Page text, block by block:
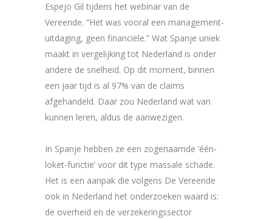
Espejo Gil tijdens het webinar van de
Vereende. “Het was vooral een management-
uitdaging, geen financiële.” Wat Spanje uniek
maakt in vergelijking tot Nederland is onder
andere de snelheid. Op dit moment, binnen
een jaar tijd is al 97% van de claims
afgehandeld. Daar zou Nederland wat van
kunnen leren, aldus de aanwezigen.
In Spanje hebben ze een zogenaamde ‘één-
loket-functie’ voor dit type massale schade.
Het is een aanpak die volgens De Vereende
ook in Nederland het onderzoeken waard is:
de overheid en de verzekeringssector